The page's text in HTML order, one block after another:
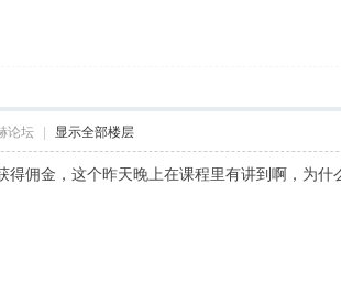
论坛 显示全部楼层
佣金，这个昨天晚上在课程里有讲到啊，为什